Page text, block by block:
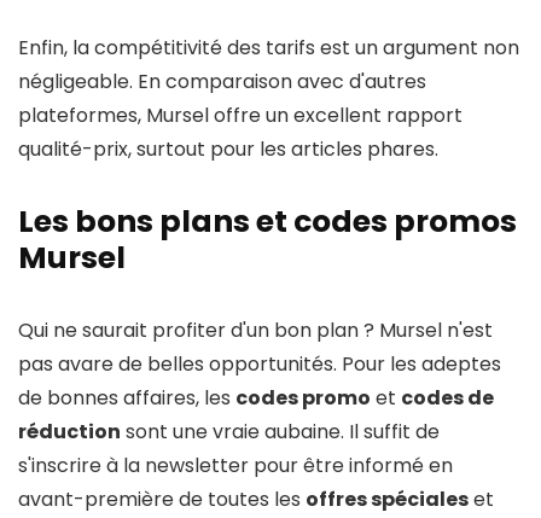
Enfin, la compétitivité des tarifs est un argument non
négligeable. En comparaison avec d'autres
plateformes, Mursel offre un excellent rapport
qualité-prix, surtout pour les articles phares.
Les bons plans et codes promos
Mursel
Qui ne saurait profiter d'un bon plan ? Mursel n'est
pas avare de belles opportunités. Pour les adeptes
de bonnes affaires, les codes promo et codes de
réduction sont une vraie aubaine. Il suffit de
s'inscrire à la newsletter pour être informé en
avant-première de toutes les offres spécialeset